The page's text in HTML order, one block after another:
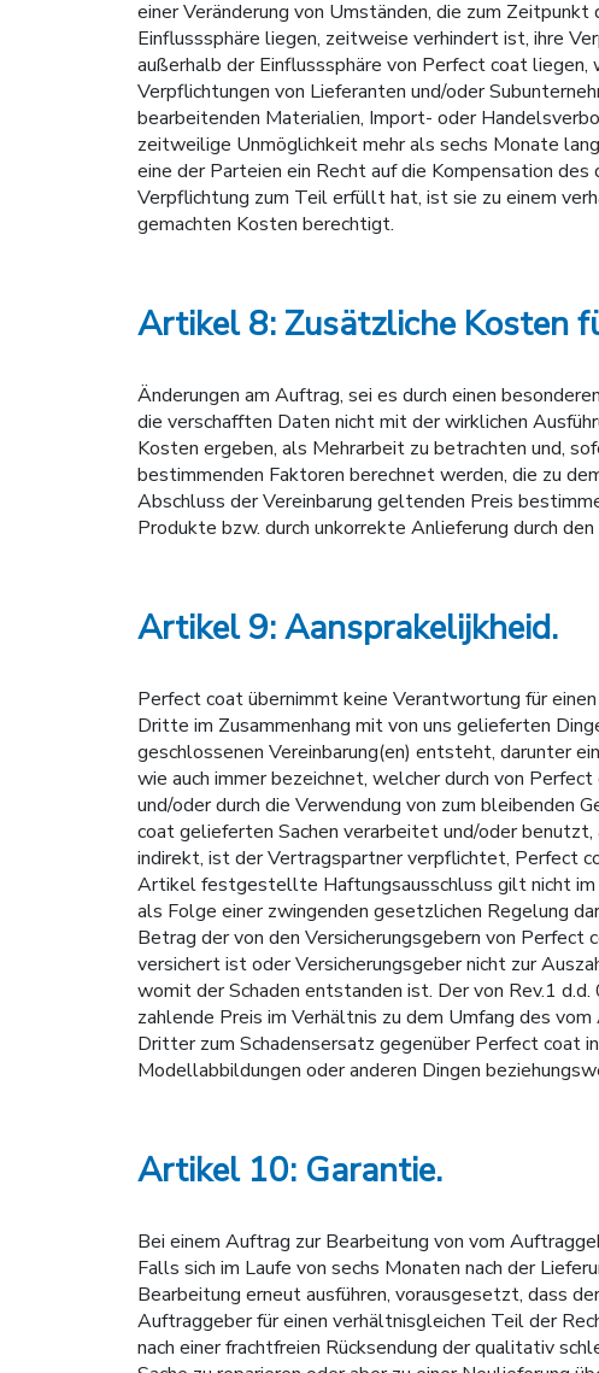
einer Veränderung von Umständen, die zum
Einflusssphäre liegen, zeitweise verhindert ist, ihre
außerhalb der Einflusssphäre von Perfect coat
Verpflichtungen von Lieferanten und/oder
bearbeitenden Materialien, Import- oder
zeitweilige Unmöglichkeit mehr als sechs Monate
eine der Parteien ein Recht auf die Kompensation
Verpflichtung zum Teil erfüllt hat, ist sie zu einem
gemachten Kosten berechtigt.
Artikel 8: Zusätzliche Kosten
Änderungen am Auftrag, sei es durch einen
die verschafften Daten nicht mit der wirklichen
Kosten ergeben, als Mehrarbeit zu betrachten und,
bestimmenden Faktoren berechnet werden, die zu
Abschluss der Vereinbarung geltenden Preis
Produkte bzw. durch unkorrekte Anlieferung durch
Artikel 9: Aansprakelijkheid.
Perfect coat übernimmt keine Verantwortung für
Dritte im Zusammenhang mit von uns gelieferten
geschlossenen Vereinbarung(en) entsteht, darunter
wie auch immer bezeichnet, welcher durch von
und/oder durch die Verwendung von zum bleibenden
coat gelieferten Sachen verarbeitet und/oder
indirekt, ist der Vertragspartner verpflichtet, Perfect
Artikel festgestellte Haftungsausschluss gilt nicht
als Folge einer zwingenden gesetzlichen Regelung
Betrag der von den Versicherungsgebern von
versichert ist oder Versicherungsgeber nicht zur
womit der Schaden entstanden ist. Der von Rev.1
zahlende Preis im Verhältnis zu dem Umfang des
Dritter zum Schadensersatz gegenüber Perfect coat
Modellabbildungen oder anderen Dingen
Artikel 10: Garantie.
Bei einem Auftrag zur Bearbeitung von vom
Falls sich im Laufe von sechs Monaten nach der
Bearbeitung erneut ausführen, vorausgesetzt, dass
Auftraggeber für einen verhältnisgleichen Teil der
nach einer frachtfreien Rücksendung der qualitativ